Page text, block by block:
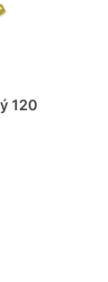
120